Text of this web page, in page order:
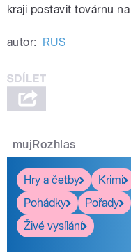
kraji postavit továrnu
autor: RUS
mujRozhlas
Hry a četby
Krimi
Pohádky
Pořady
Živé vysílání